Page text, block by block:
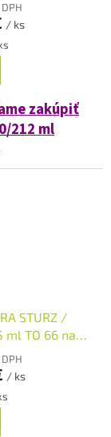
/ ks
zakúpiť
212 ml
uzáver
TO 66 k poháru
pre džemy,
čaj
STURZ /
ml TO 66 na
/ ks